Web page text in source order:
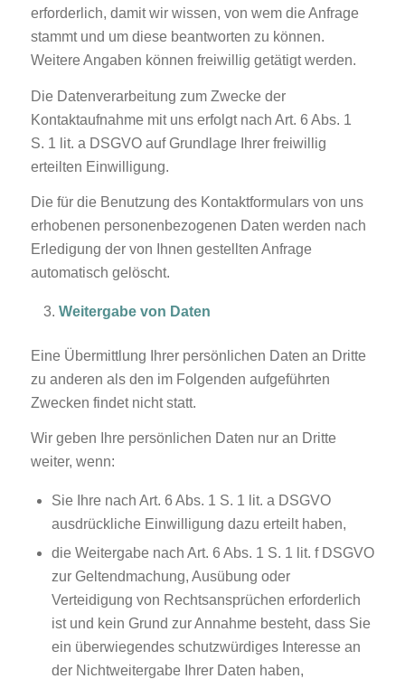
erforderlich, damit wir wissen, von wem die Anfrage
stammt und um diese beantworten zu können.
Weitere Angaben können freiwillig getätigt werden.
Die Datenverarbeitung zum Zwecke der
Kontaktaufnahme mit uns erfolgt nach Art. 6 Abs. 1
S. 1 lit. a DSGVO auf Grundlage Ihrer freiwillig
erteilten Einwilligung.
Die für die Benutzung des Kontaktformulars von uns
erhobenen personenbezogenen Daten werden nach
Erledigung der von Ihnen gestellten Anfrage
automatisch gelöscht.
Weitergabe von Daten
Eine Übermittlung Ihrer persönlichen Daten an Dritte
zu anderen als den im Folgenden aufgeführten
Zwecken findet nicht statt.
Wir geben Ihre persönlichen Daten nur an Dritte
weiter, wenn:
Sie Ihre nach Art. 6 Abs. 1 S. 1 lit. a DSGVO
ausdrückliche Einwilligung dazu erteilt haben,
die Weitergabe nach Art. 6 Abs. 1 S. 1 lit. f DSGVO
zur Geltendmachung, Ausübung oder
Verteidigung von Rechtsansprüchen erforderlich
ist und kein Grund zur Annahme besteht, dass Sie
ein überwiegendes schutzwürdiges Interesse an
der Nichtweitergabe Ihrer Daten haben,